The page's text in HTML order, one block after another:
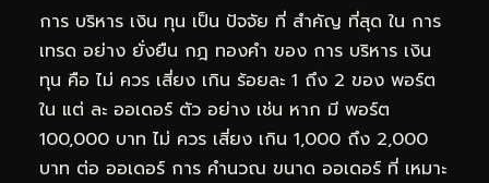
การ บริหาร เงิน ทุน เป็น ปัจจัย ที่ สำคัญ ที่สุด ใน การ
เทรด อย่าง ยั่งยืน กฎ ทองคำ ของ การ บริหาร เงิน
ทุน คือ ไม่ ควร เสี่ยง เกิน ร้อยละ 1 ถึง 2 ของ พอร์ต
ใน แต่ ละ ออเดอร์ ตัว อย่าง เช่น หาก มี พอร์ต
100,000 บาท ไม่ ควร เสี่ยง เกิน 1,000 ถึง 2,000
บาท ต่อ ออเดอร์ การ คำนวณ ขนาด ออเดอร์ ที่ เหมาะ